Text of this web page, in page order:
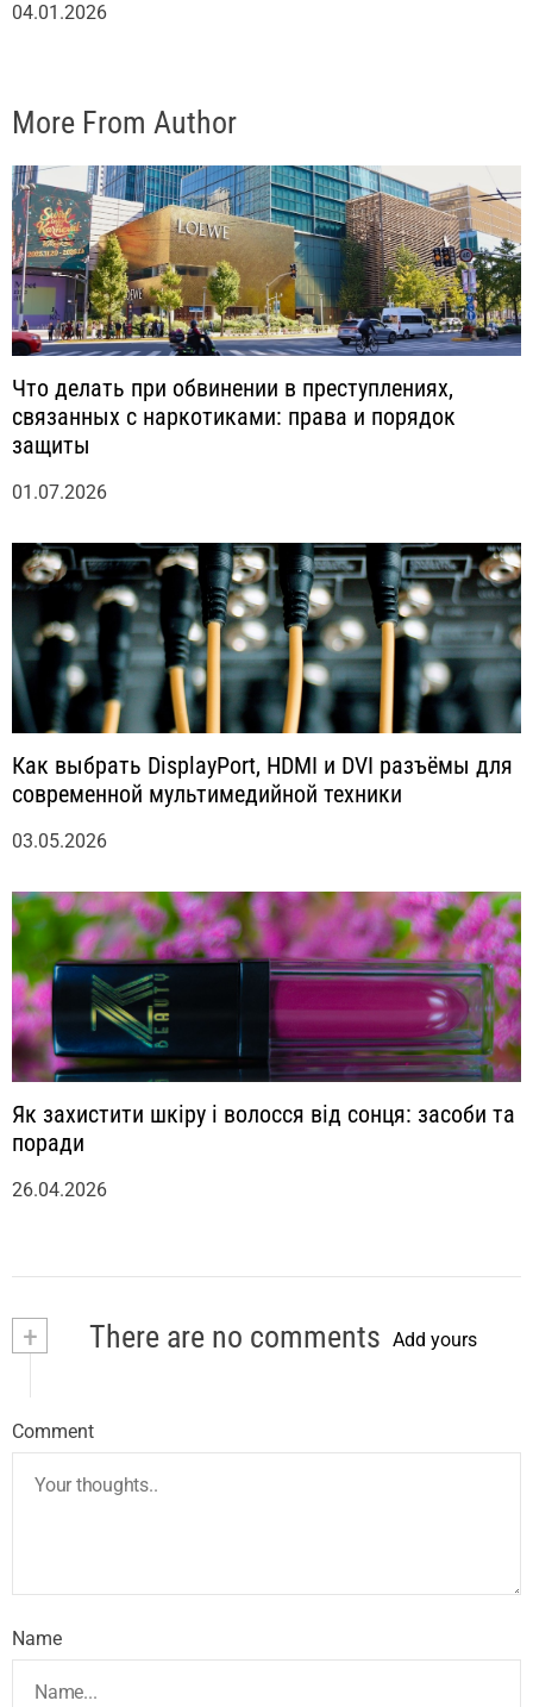
04.01.2026
More From Author
Что делать при обвинении в преступлениях,
связанных с наркотиками: права и порядок
защиты
01.07.2026
Как выбрать DisplayPort, HDMI и DVI разъёмы для
современной мультимедийной техники
03.05.2026
Як захистити шкіру і волосся від сонця: засоби та
поради
26.04.2026
+ There are no comments Add yours
Comment
Name